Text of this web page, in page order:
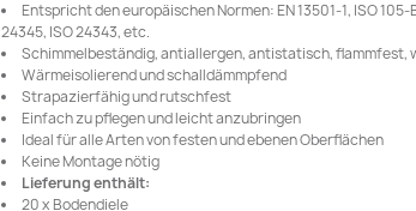
Entspricht den europäischen Normen: EN 13501-1, ISO 105-
24345, ISO 24343, etc.
Schimmelbeständig, antiallergen, antistatisch, flammfest,
Wärmeisolierend und schalldämmpfend
Strapazierfähig und rutschfest
Einfach zu pflegen und leicht anzubringen
Ideal für alle Arten von festen und ebenen Oberflächen
Keine Montage nötig
Lieferung enthält:
20 x Bodendiele